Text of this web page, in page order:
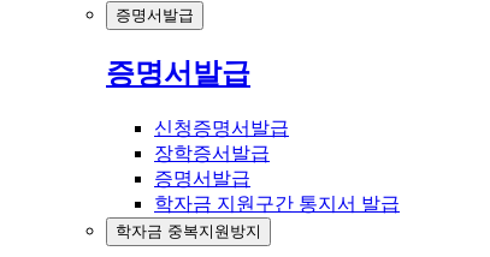
증명서발급
증명서발급
신청증명서발급
장학증서발급
증명서발급
학자금 지원구간 통지서 발급
학자금 중복지원방지